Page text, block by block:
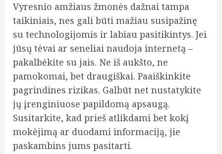
Vyresnio amžiaus žmonės dažnai tampa
taikiniais, nes gali būti mažiau susipažinę
su technologijomis ir labiau pasitikintys. Jei
jūsų tėvai ar seneliai naudoja internetą –
pakalbėkite su jais. Ne iš aukšto, ne
pamokomai, bet draugiškai. Paaiškinkite
pagrindines rizikas. Galbūt net nustatykite
jų įrenginiuose papildomą apsaugą.
Susitarkite, kad prieš atlikdami bet kokį
mokėjimą ar duodami informaciją, jie
paskambins jums pasitarti.